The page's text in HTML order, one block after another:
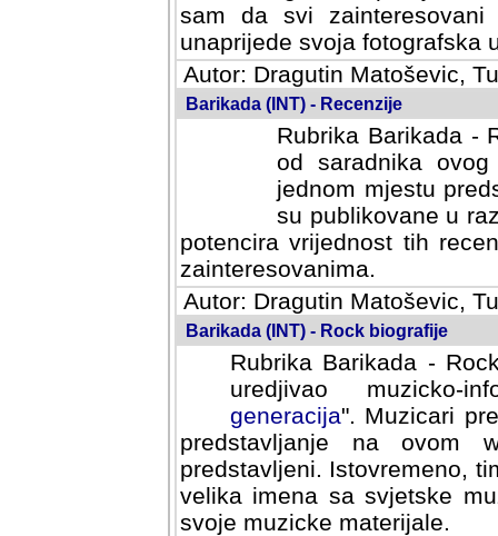
svi zainteresovani
svoja fotografska umijeca.
Autor: Dragutin Matoševic,
Barikada (INT) - Recenzije
Rubrika Barikada -
od saradnika
jednom mjestu
su publikovane u
potencira vrijednost tih
zainteresovanima.
Autor: Dragutin Matoševic,
Barikada (INT) - Rock biografije
Rubrika Barikada -
uredjivao muzicko-
Muzicari predstavljeni u
na ovom web portalu
Istovremeno, tim nacinom
sa svjetske muzicke scene
materijale.